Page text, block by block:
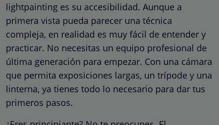
lightpainting es su accesibilidad. Aunque a
primera vista pueda parecer una técnica
compleja, en realidad es muy fácil de entender y
practicar. No necesitas un equipo profesional de
última generación para empezar. Con una cámara
que permita exposiciones largas, un trípode y una
linterna, ya tienes todo lo necesario para dar tus
primeros pasos.